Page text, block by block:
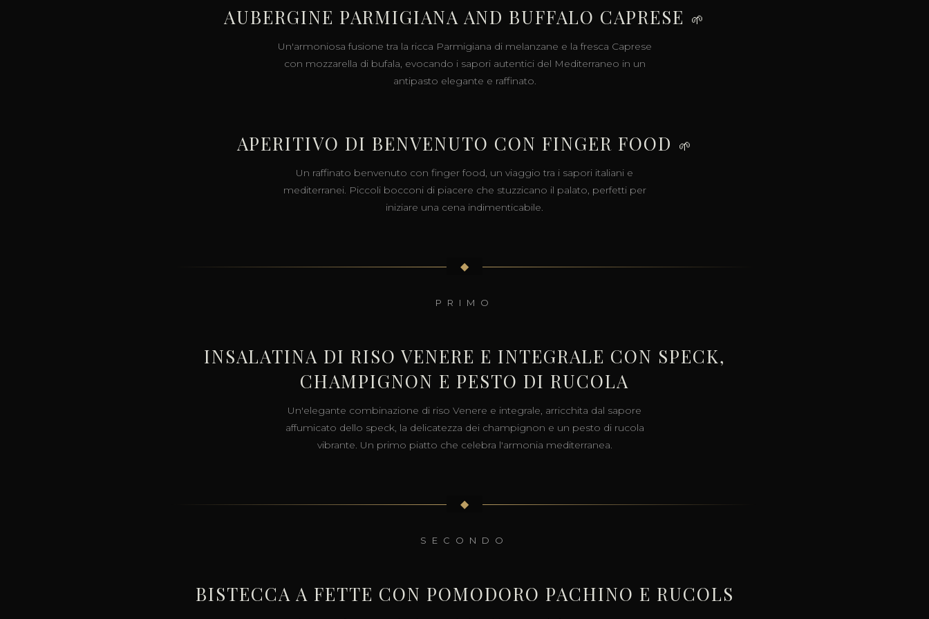
AUBERGINE PARMIGIANA AND BUFFALO CAPRESE 🌱
Un'armoniosa fusione tra la ricca Parmigiana di melanzane e la fresca Caprese
con mozzarella di bufala, evocando i sapori autentici del Mediterraneo in un
antipasto elegante e raffinato.
APERITIVO DI BENVENUTO CON FINGER FOOD 🌱
Un raffinato benvenuto con finger food, un viaggio tra i sapori italiani e
mediterranei. Piccoli bocconi di piacere che stuzzicano il palato, perfetti per
iniziare una cena indimenticabile.
◆
PRIMO
INSALATINA DI RISO VENERE E INTEGRALE CON SPECK,
CHAMPIGNON E PESTO DI RUCOLA
Un'elegante combinazione di riso Venere e integrale, arricchita dal sapore
affumicato dello speck, la delicatezza dei champignon e un pesto di rucola
vibrante. Un primo piatto che celebra l'armonia mediterranea.
◆
SECONDO
BISTECCA A FETTE CON POMODORO PACHINO E RUCOLS